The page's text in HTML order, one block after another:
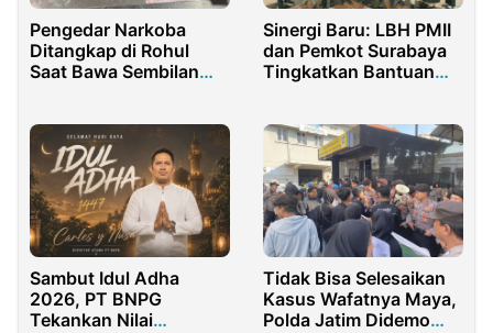
Pengedar Narkoba
Ditangkap di Rohul
Saat Bawa Sembilan
Sinergi Baru: LBH PMII
dan Pemkot Surabaya
Tingkatkan Bantuan
Sambut Idul Adha
2026, PT BNPG
Tekankan Nilai
Tidak Bisa Selesaikan
Kasus Wafatnya Maya,
Polda Jatim Didemo